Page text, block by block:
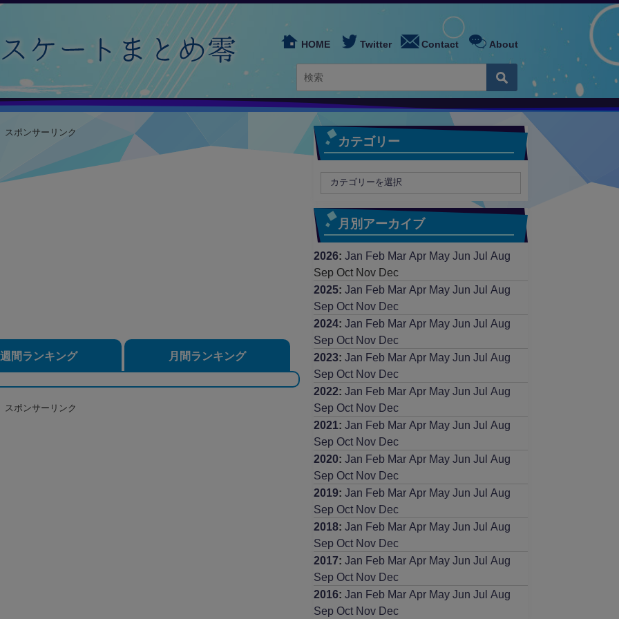
HOME Twitter Contact About
スポンサーリンク
週間ランキング 月間ランキング
スポンサーリンク
カテゴリー
月別アーカイブ
2026: Jan Feb Mar Apr May Jun Jul
Aug
Sep Oct Nov Dec
2025: Jan Feb Mar Apr May Jun Jul
Aug
Sep Oct Nov Dec
2024: Jan Feb Mar Apr May Jun Jul
Aug
Sep Oct Nov Dec
2023: Jan Feb Mar Apr May Jun Jul
Aug
Sep Oct Nov Dec
2022: Jan Feb Mar Apr May Jun Jul
Aug
Sep Oct Nov Dec
2021 : Jan Feb Mar Apr May Jun Jul
Aug
Sep Oct Nov Dec
2020: Jan Feb Mar Apr May Jun Jul
Aug
Sep Oct Nov Dec
2019: Jan Feb Mar Apr May Jun Jul
Aug
Sep Oct Nov Dec
2018: Jan Feb Mar Apr May Jun Jul
Aug
Sep Oct Nov Dec
2017: Jan Feb Mar Apr May Jun Jul
Aug
Sep Oct Nov Dec
2016: Jan Feb Mar Apr May Jun Jul
Aug
Sep Oct Nov Dec